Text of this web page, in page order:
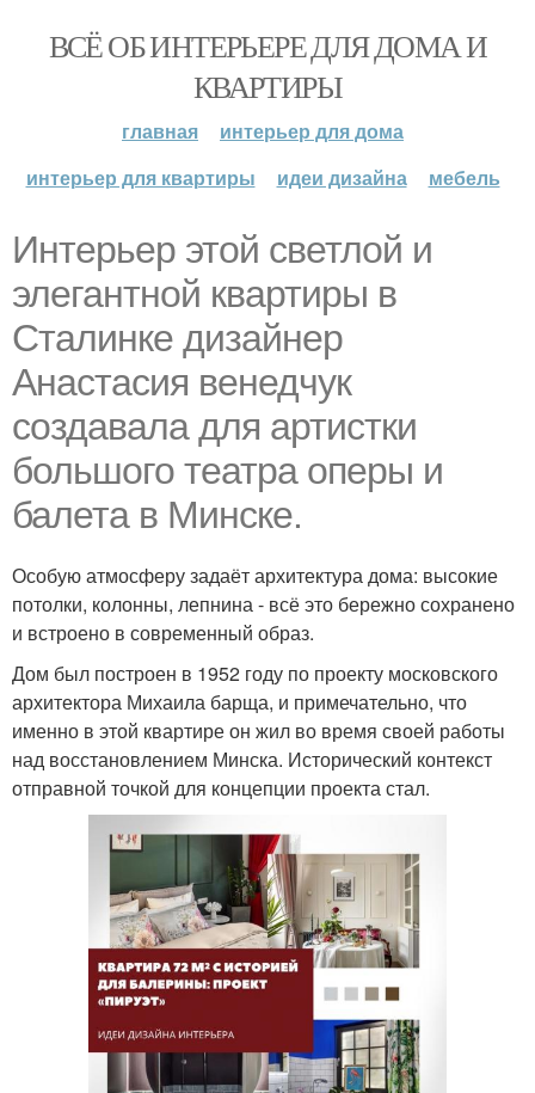
ВСЁ ОБ ИНТЕРЬЕРЕ ДЛЯ ДОМА И
КВАРТИРЫ
главная
интерьер для дома
интерьер для квартиры
идеи дизайна мебель
Интерьер этой светлой и
элегантной квартиры в
Сталинке дизайнер
Анастасия венедчук
создавала для артистки
большого театра оперы и
балета в Минске.
Особую атмосферу задаёт архитектура дома: высокие
потолки, колонны, лепнина - всё это бережно сохранено
и встроено в современный образ.
Дом был построен в 1952 году по проекту московского
архитектора Михаила барща, и примечательно, что
именно в этой квартире он жил во время своей работы
над восстановлением Минска. Исторический контекст
отправной точкой для концепции проекта стал.